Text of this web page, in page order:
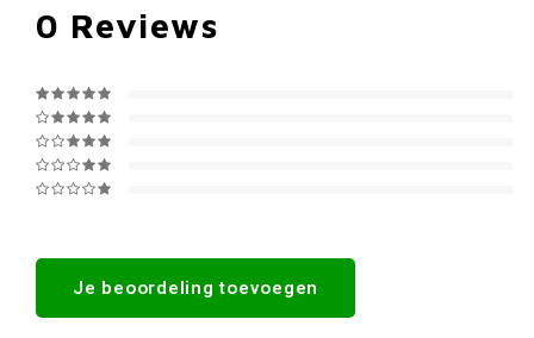
0 Reviews
Je beoordeling toevoegen